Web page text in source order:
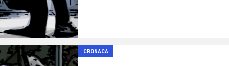
CRONACA